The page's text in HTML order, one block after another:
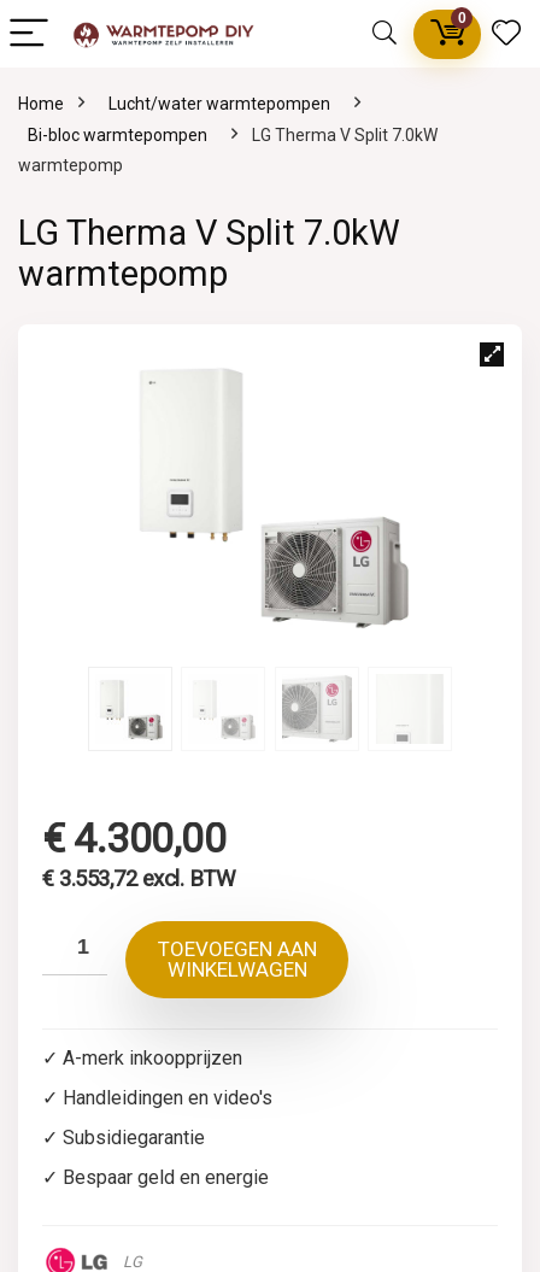
0
Home
Lucht/water warmtepompen
Bi-bloc warmtepompen
LG Therma V Split 7.0kW
warmtepomp
LG Therma V Split 7.0kW
warmtepomp
€4.300,00
€3.553,72 excl. BTW
TOEVOEGEN AAN
WINKELWAGEN
✓ A-merk inkoopprijzen
✓ Handleidingen en video's
✓ Subsidiegarantie
✓ Bespaar geld en energie
LG